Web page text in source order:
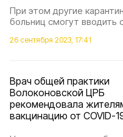
При этом другие
больниц смогут вводить
26 сентября 2023, 17:41
Врач общей практики
Волоконовской ЦРБ
рекомендовала
вакцинацию от COVID-